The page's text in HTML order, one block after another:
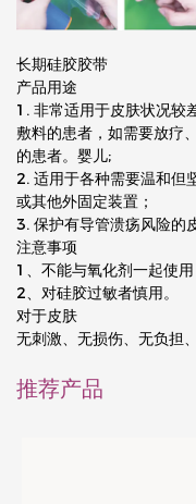
长期硅胶胶带
产品用途
1. 非常适用于皮肤状况较
敷料的患者，如需要放疗
的患者。婴儿;
2. 适用于各种需要温和但
或其他外固定装置；
3. 保护有导管溃疡风险的
注意事项
1、不能与氧化剂一起使
2、对硅胶过敏者慎用。
对于皮肤
无刺激、无损伤、无负担、
推荐产品